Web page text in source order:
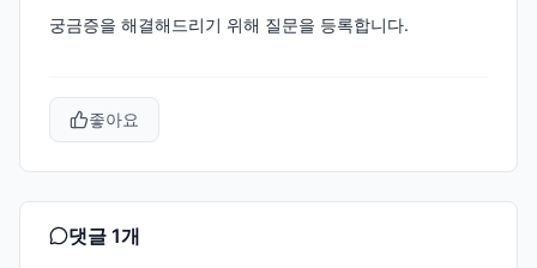
궁금증을 해결해드리기 위해 질문을 등록합니다.
좋아요
댓글 1개